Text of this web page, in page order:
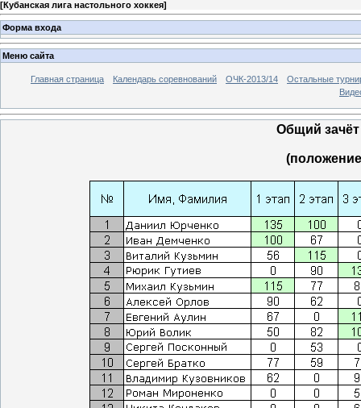
[Кубанская лига настольного хоккея]
Форма входа
Меню сайта
Главная страница Календарь соревнований ОЧК-2013/14
Остальные
Общий зачёт